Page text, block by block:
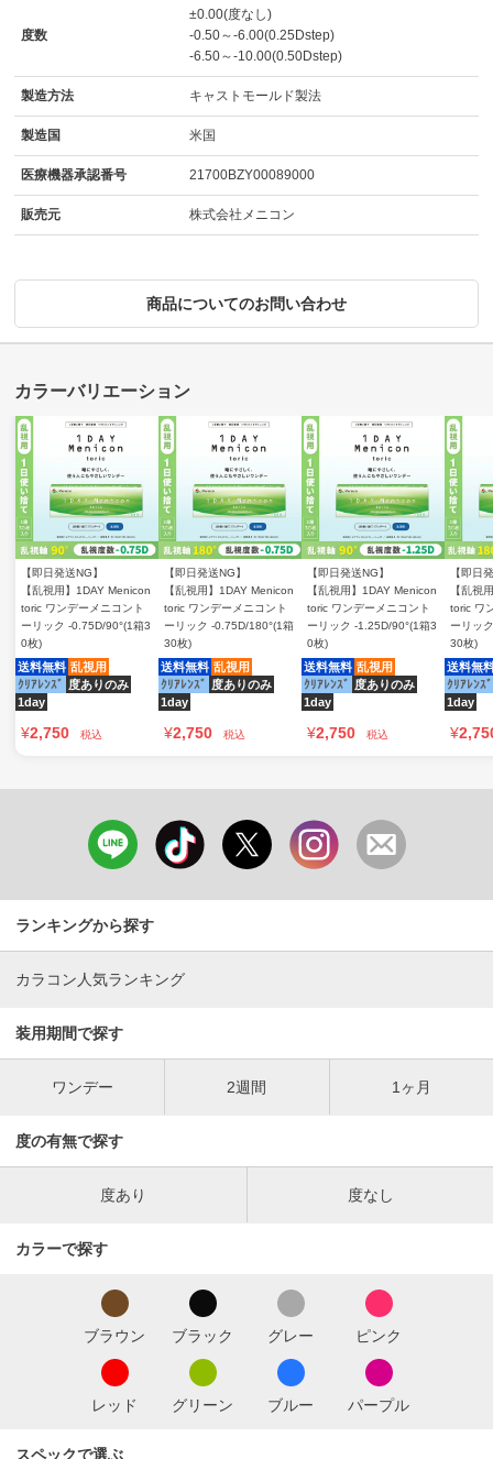
度数
±0.00(度なし)
-0.50～-6.00(0.25Dstep)
-6.50～-10.00(0.50Dstep)
製造方法 キャストモールド製法
製造国 米国
医療機器承認番号 21700BZY00089000
販売元 株式会社メニコン
商品についてのお問い合わせ
【即日発送NG】
【乱視用】1DAY Menicon
toric ワンデーメニコント
ーリック -0.75D/90°(1箱3
0枚)
送料無料 乱視用
ｸﾘｱﾚﾝｽﾞ 度ありのみ
1day
¥2,750 税込
【即日発送NG】
【乱視用】1DAY Menicon
toric ワンデーメニコント
ーリック -0.75D/180°(1箱
30枚)
送料無料 乱視用
ｸﾘｱﾚﾝｽﾞ 度ありのみ
1day
¥2,750 税込
【即日発送NG】
【乱視用】1DAY Menicon
toric ワンデーメニコント
ーリック -1.25D/90°(1箱3
0枚)
送料無料 乱視用
ｸﾘｱﾚﾝｽﾞ 度ありのみ
1day
¥2,750 税込
【即日
【乱視
toric ワ
ーリッ
30枚)
送料無
ｸﾘｱﾚﾝｽﾞ
1day
¥
ランキングから探す
カラコン人気ランキング
装用期間で探す
ワンデー 2週間 1ヶ月
度の有無で探す
度あり 度なし
カラーで探す
ブラウン ブラック グレー ピンク
レッド グリーン ブルー パープル
スペックで選ぶ